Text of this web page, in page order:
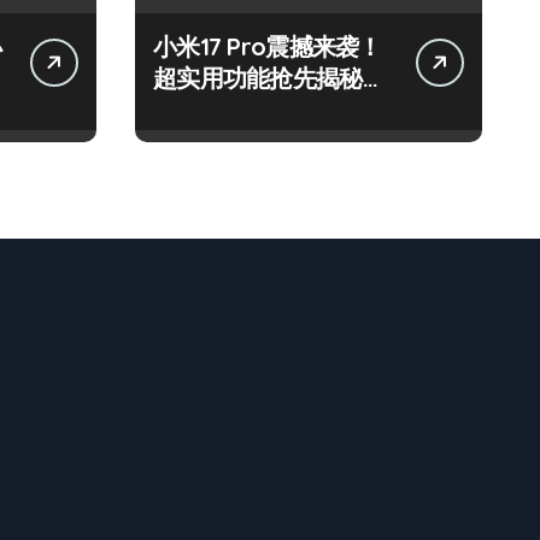
小米17 Pro震撼来袭！
超实用功能抢先揭秘，